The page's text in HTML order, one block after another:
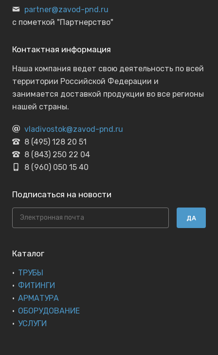
partner@zavod-pnd.ru
с пометкой "Партнерство"
Контактная информация
Наша компания ведет свою деятельность по всей
территории Российской Федерации и
занимается доставкой продукции во все регионы
нашей страны.
vladivostok@zavod-pnd.ru
8 (495) 128 20 51
8 (843) 250 22 04
8 (960) 050 15 40
Подписаться на новости
ДА
Каталог
ТРУБЫ
ФИТИНГИ
АРМАТУРА
ОБОРУДОВАНИЕ
УСЛУГИ